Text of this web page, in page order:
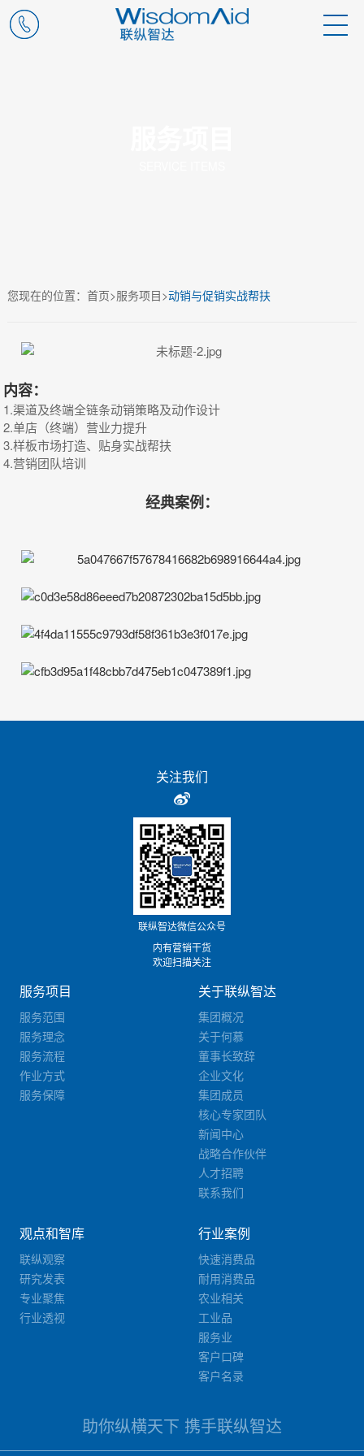
您现在的位置： 首页>服务项目>动销与促销实战帮扶
内容：
1.渠道及终端全链条动销策略及动作设计
2.单店（终端）营业力提升
3.样板市场打造、贴身实战帮扶
4.营销团队培训
经典案例：
关注我们
联纵智达微信公众号
内有营销干货
欢迎扫描关注
服务项目
服务范围
服务理念
服务流程
作业方式
服务保障
关于联纵智达
集团概况
关于何慕
董事长致辞
企业文化
集团成员
核心专家团队
新闻中心
战略合作伙伴
人才招聘
联系我们
观点和智库
联纵观察
研究发表
专业聚焦
行业透视
行业案例
快速消费品
耐用消费品
农业相关
工业品
服务业
客户口碑
客户名录
助你纵横天下 携手联纵智达